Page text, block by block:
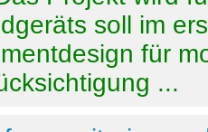
soll im
für
...